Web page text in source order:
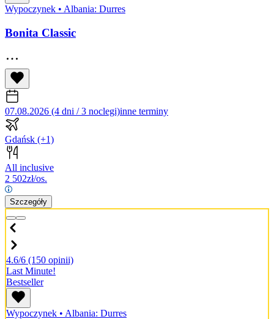
Wypoczynek • Albania: Durres
Bonita Classic
07.08.2026 (4 dni / 3 noclegi)inne terminy
Gdańsk (+1)
All inclusive
2 502zł/os.
Szczegóły
4.6/6 (150 opinii)
Last Minute!
Bestseller
Wypoczynek • Albania: Durres